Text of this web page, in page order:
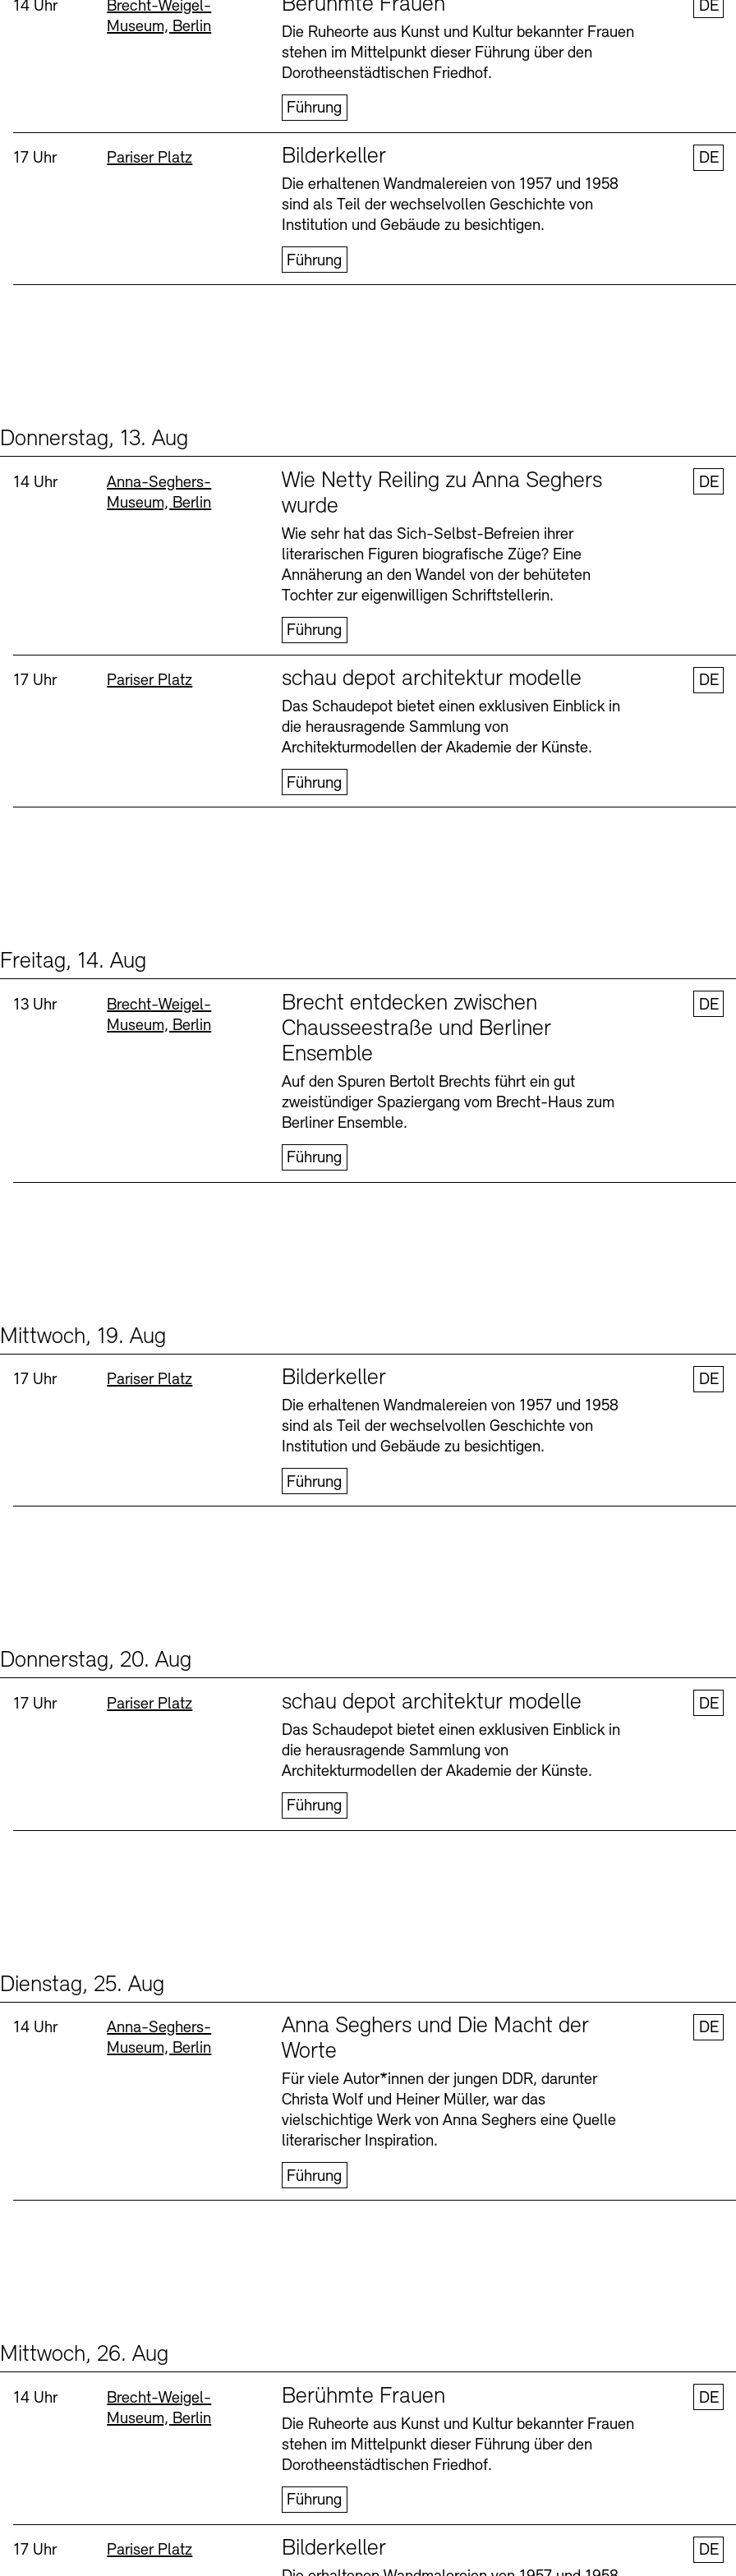
Buchläden
Öffnungszeiten Barrierefreiheit Newsletter
Vermittlungsprogramm
Öffnungszeiten Barrierefreiheit Newsletter
Uhrzeit:
14 Uhr Standort
Brecht-Weigel-
Museum, Berlin
Die Ruheorte aus Kunst und Kultur bekannter Frauen
stehen im Mittelpunkt dieser Führung über den
Dorotheenstädtischen Friedhof.
Führung
DE
Uhrzeit:
17 Uhr Standort
Pariser Platz Bilderkeller
Die erhaltenen Wandmalereien von 1957 und 1958
sind als Teil der wechselvollen Geschichte von
Institution und Gebäude zu besichtigen.
Führung
DE
Donnerstag, 13. Aug
Uhrzeit:
14 Uhr Standort
Anna-Seghers-
Museum, Berlin
Wie Netty Reiling zu Anna Seghers
wurde
Wie sehr hat das Sich-Selbst-Befreien ihrer
literarischen Figuren biografische Züge? Eine
Annäherung an den Wandel von der behüteten
Tochter zur eigenwilligen Schriftstellerin.
Führung
DE
Uhrzeit:
17 Uhr Standort
Pariser Platz schau depot architektur modelle
Das Schaudepot bietet einen exklusiven Einblick in
die herausragende Sammlung von
Architekturmodellen der Akademie der Künste.
Führung
DE
Freitag, 14. Aug
Uhrzeit:
13 Uhr Standort
Brecht-Weigel-
Museum, Berlin
Brecht entdecken zwischen
Chausseestraße und Berliner
Ensemble
Auf den Spuren Bertolt Brechts führt ein gut
zweistündiger Spaziergang vom Brecht-Haus zum
Berliner Ensemble.
Führung
DE
Mittwoch, 19. Aug
Uhrzeit:
17 Uhr Standort
Pariser Platz Bilderkeller
Die erhaltenen Wandmalereien von 1957 und 1958
sind als Teil der wechselvollen Geschichte von
Institution und Gebäude zu besichtigen.
Führung
DE
Donnerstag, 20. Aug
Uhrzeit:
17 Uhr Standort
Pariser Platz schau depot architektur modelle
Das Schaudepot bietet einen exklusiven Einblick in
die herausragende Sammlung von
Architekturmodellen der Akademie der Künste.
Führung
DE
Dienstag, 25. Aug
Uhrzeit:
14 Uhr Standort
Anna-Seghers-
Museum, Berlin
Anna Seghers und Die Macht der
Worte
Für viele Autor*innen der jungen DDR, darunter
Christa Wolf und Heiner Müller, war das
vielschichtige Werk von Anna Seghers eine Quelle
literarischer Inspiration.
Führung
DE
Mittwoch, 26. Aug
Uhrzeit:
14 Uhr Standort
Brecht-Weigel-
Museum, Berlin
Berühmte Frauen
Die Ruheorte aus Kunst und Kultur bekannter Frauen
stehen im Mittelpunkt dieser Führung über den
Dorotheenstädtischen Friedhof.
Führung
DE
Uhrzeit:
17 Uhr Standort
Pariser Platz Bilderkeller
DE